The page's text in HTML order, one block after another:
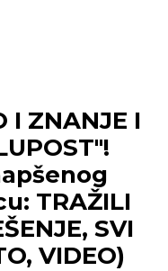
I ZNANJE I
TRAŽILI
SVI
VIDEO)